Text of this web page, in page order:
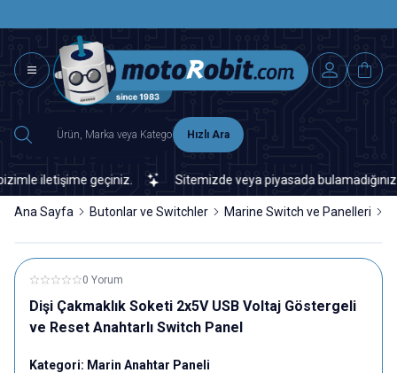
Hızlı Ara
iletişime geçiniz. Sitemizde veya piyasada bulamadığınız
Ana Sayfa Butonlar ve Switchler Marine Switch ve Panelleri
0 Yorum
Dişi Çakmaklık Soketi 2x5V USB Voltaj Göstergeli
ve Reset Anahtarlı Switch Panel
Kategori: Marin Anahtar Paneli